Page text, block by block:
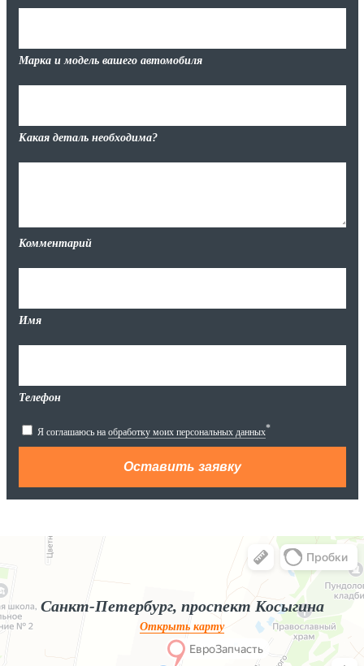
Марка и модель вашего автомобиля
Какая деталь необходима?
Комментарий
Имя
Телефон
Я соглашаюсь на обработку моих персональных данных*
Яндекс.Карты
Яндекс.Карты — поиск мест и адресов, городской транспорт
Санкт-Петербург, проспект Косыгина
Открыть карту